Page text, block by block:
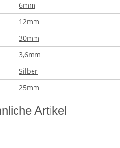
6mm
12mm
30mm
3,6mm
Silber
25mm
Artikel